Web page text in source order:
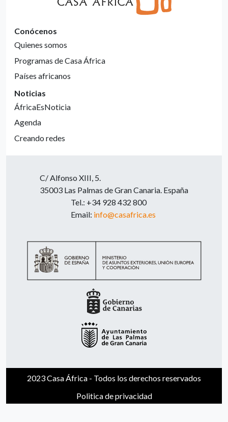
Conócenos
Quienes somos
Programas de Casa África
Países africanos
Noticias
ÁfricaEsNoticia
Agenda
Creando redes
C/ Alfonso XIII, 5.
35003 Las Palmas de Gran Canaria. España
Tel.: +34 928 432 800
Email: info@casafrica.es
2023 Casa África - Todos los derechos reservados
Politica de privacidad